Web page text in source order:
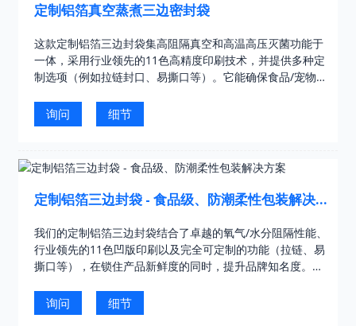
定制铝箔真空蒸煮三边密封袋
这款定制铝箔三边封袋集高阻隔真空和高温高压灭菌功能于
一体，采用行业领先的11色高精度印刷技术，并提供多种定
制选项（例如拉链封口、易撕口等）。它能确保食品/宠物用
证，符合全球标准……
询问 细节
定制铝箔三边封袋 - 食品级、防潮柔性包装解决方
我们的定制铝箔三边封袋结合了卓越的氧气/水分阻隔性能、
行业领先的11色凹版印刷以及完全可定制的功能（拉链、易
撕口等），在锁住产品新鲜度的同时，提升品牌知名度。凭
询问 细节